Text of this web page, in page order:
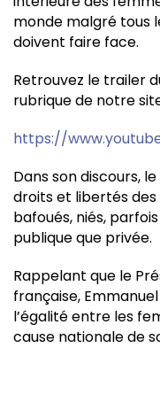
monde malgré tous
doivent faire face.
Retrouvez le trailer
rubrique de notre
https://
Dans son discours,
droits et libertés
bafoués, niés,
publique que privée.
Rappelant que le
française,
l’égalité entre les
cause nationale de